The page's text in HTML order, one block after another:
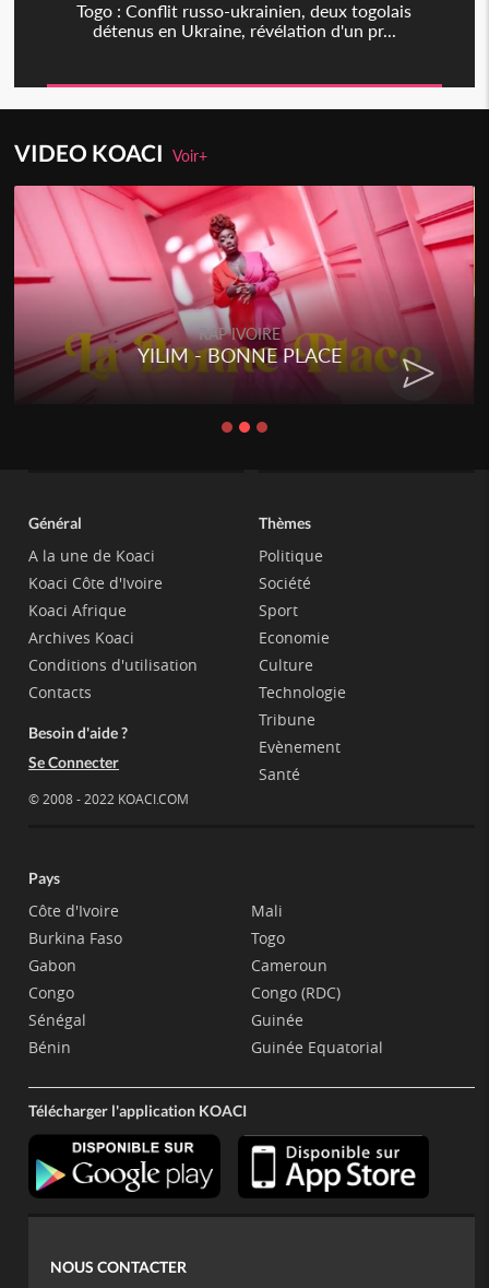
Togo : Conflit russo-ukrainien, deux togolais
détenus en Ukraine, révélation d'un pr...
VIDEO KOACIVoir+
RAP IVOIRE
YILIM - BONNE PLACE
Général
A la une de Koaci
Koaci Côte d'Ivoire
Koaci Afrique
Archives Koaci
Conditions d'utilisation
Contacts
Besoin d'aide ?
Se Connecter
© 2008 - 2022 KOACI.COM
Thèmes
Politique
Société
Sport
Economie
Culture
Technologie
Tribune
Evènement
Santé
Pays
Côte d'Ivoire
Burkina Faso
Gabon
Congo
Sénégal
Bénin
Mali
Togo
Cameroun
Congo (RDC)
Guinée
Guinée Equatorial
Télécharger l'application KOACI
NOUS CONTACTER